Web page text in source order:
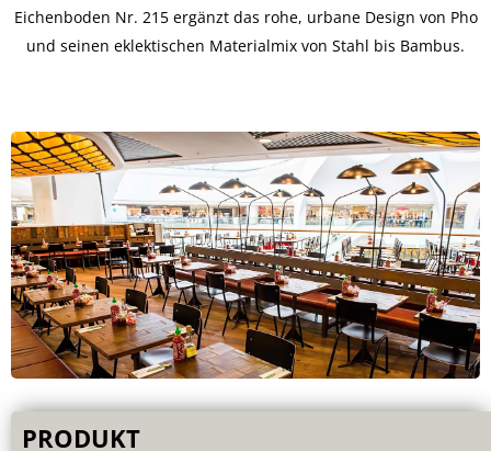
Eichenboden Nr. 215 ergänzt das rohe, urbane Design von Pho
und seinen eklektischen Materialmix von Stahl bis Bambus.
PRODUKT